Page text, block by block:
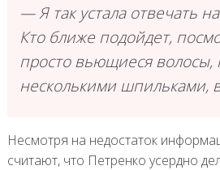
— Я так устала отвечать
Кто ближе подойдет,
просто вьющиеся
несколькими шпильками,
Несмотря на недостаток
считают, что Петренко усердно